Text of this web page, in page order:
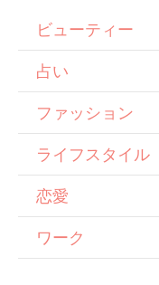
ビューティー
占い
ファッション
ライフスタイル
恋愛
ワーク